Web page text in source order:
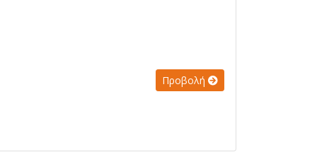
Προβολή